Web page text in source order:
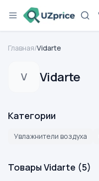
Главная/Vidarte
V Vidarte
Категории
Увлажнители воздуха
Товары Vidarte (5)